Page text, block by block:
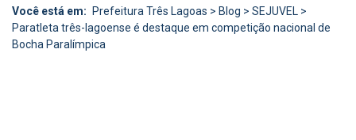
Você está em: Prefeitura Três Lagoas > Blog > SEJUVEL >
Paratleta três-lagoense é destaque em competição nacional de
Bocha Paralímpica